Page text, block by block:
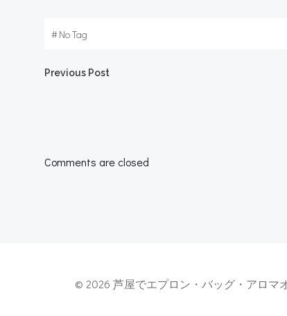
#No Tag
Post
Previous Post
Comments are closed
© 2026 芦屋でエプロン・バッグ・アロマ